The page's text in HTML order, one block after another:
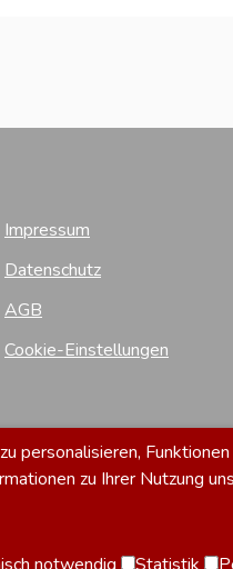
Impressum
Datenschutz
AGB
Cookie-Einstellungen
personalisieren,
zu Ihrer Nutzung